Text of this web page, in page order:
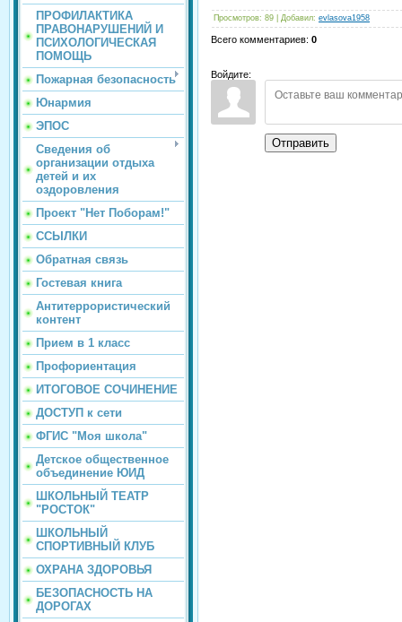
ПРОФИЛАКТИКА
ПРАВОНАРУШЕНИЙ И
ПСИХОЛОГИЧЕСКАЯ
ПОМОЩЬ
Пожарная безопасность
Юнармия
ЭПОС
Сведения об
организации отдыха
детей и их
оздоровления
Проект "Нет Поборам!"
ССЫЛКИ
Обратная связь
Гостевая книга
Антитеррористический
контент
Прием в 1 класс
Профориентация
ИТОГОВОЕ СОЧИНЕНИЕ
ДОСТУП к сети
ФГИС "Моя школа"
Детское общественное
объединение ЮИД
ШКОЛЬНЫЙ ТЕАТР
"РОСТОК"
ШКОЛЬНЫЙ
СПОРТИВНЫЙ КЛУБ
ОХРАНА ЗДОРОВЬЯ
БЕЗОПАСНОСТЬ НА
ДОРОГАХ
Просмотров: 89 Добавил: evlasova1958
Всего комментариев: 0
Войдите:
Отправить